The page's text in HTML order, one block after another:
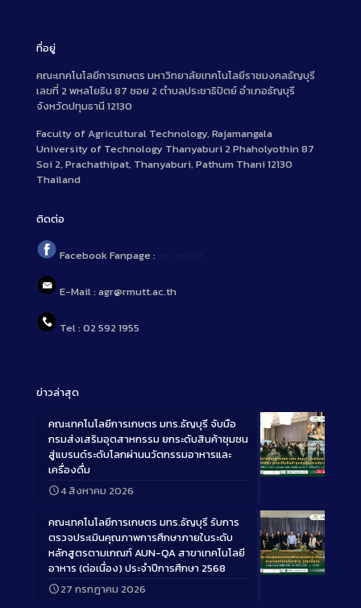
ที่อยู่
คณะเทคโนโลยีการเกษตร มหาวิทยาลัยเทคโนโลยีราชมงคลธัญบุรี
เลขที่ 2 พหลโยธิน 87 ซอย 2 ตำบลประชาธิปัตย์ อำเภอธัญบุรี
จังหวัดปทุมธานี 12130
Faculty of Agricultural Technology, Rajamangala
University of Technology Thanyaburi 2 Phaholyothin 87
Soi 2, Prachathipat, Thanyaburi, Pathum Thani 12130
Thailand
ติดต่อ
Facebook Fanpage :
E-Mail : agr@rmutt.ac.th
Tel : 02 592 1955
ข่าวล่าสุด
Long
คณะเทคโนโลยีการเกษตร มทร.ธัญบุรี จับมือ
กรมส่งเสริมอุตสาหกรรม ยกระดับสินค้าชุมชน
สู่แบรนด์ระดับโลกผ่านนวัตกรรมอาหารและ
เครื่องดื่ม
4 สิงหาคม 2026
Long
คณะเทคโนโลยีการเกษตร มทร.ธัญบุรี รับการ
ตรวจประเมินคุณภาพการศึกษาภายในระดับ
หลักสูตรตามเกณฑ์ AUN-QA สาขาเทคโนโลยี
อาหาร (ต่อเนื่อง) ประจำปีการศึกษา 2568
27 กรกฎาคม 2026